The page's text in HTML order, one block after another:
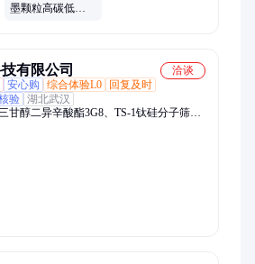
墨颗粒高碳低硫
有限公司
洽谈
安心购 综合体验L0
回复及时
验 湖北武汉
甘醇二异辛酸酯3G8、TS-1钛硅分子筛、
氯环三磷腈、5-甲基靛红、烷基苯磺酸
巯咪唑、吡啶硫酮锌、焦磷酸哌嗪、热敏